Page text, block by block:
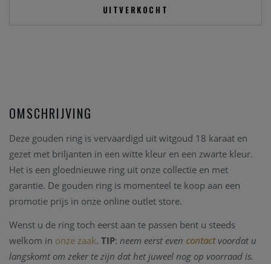
UITVERKOCHT
OMSCHRIJVING
Deze gouden ring is vervaardigd uit witgoud 18 karaat en
gezet met briljanten in een witte kleur en een zwarte kleur.
Het is een gloednieuwe ring uit onze collectie en met
garantie. De gouden ring is momenteel te koop aan een
promotie prijs in onze online outlet store.
Wenst u de ring toch eerst aan te passen bent u steeds
welkom in onze zaak. TIP: neem eerst even contact voordat u
langskomt om zeker te zijn dat het juweel nog op voorraad is.